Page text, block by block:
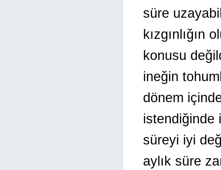
süre
kızgınlığın
konusu
ineğin
dönem
istendiğinde
süreyi iyi
aylık süre